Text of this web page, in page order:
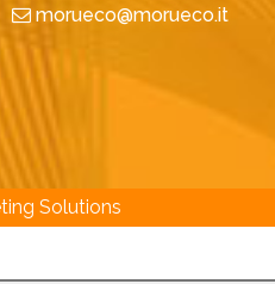
morueco@morueco.it
Solutions